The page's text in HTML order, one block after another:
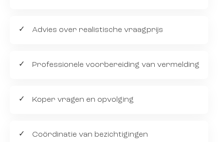
Advies over realistische vraagprijs
Professionele voorbereiding van vermelding
Koper vragen en opvolging
Coördinatie van bezichtigingen